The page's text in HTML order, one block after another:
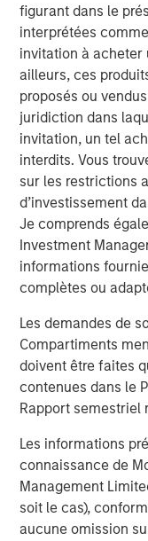
figurant dans le
interprétées
invitation à acheter
ailleurs, ces
proposés ou
juridiction dans
invitation, un tel
interdits. Vous
sur les restrictions
d’investissement
Je comprends
Investment
informations
complètes ou
Les demandes de
Compartiments
doivent être faites
contenues dans le
Rapport semestriel
Les informations
connaissance de
Management
soit le cas),
aucune omission
Real Estate
Constructive
The current
markets. As
central banks
offer attractive
25% repricing,
constrained